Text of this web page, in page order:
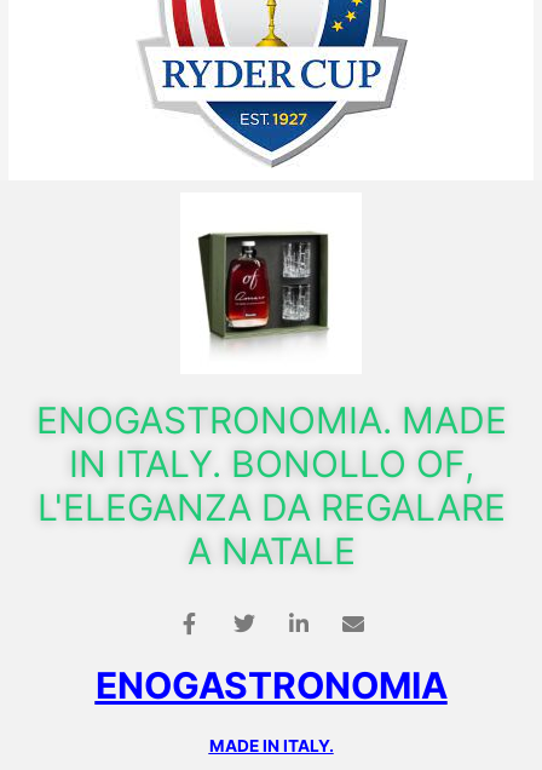
ENOGASTRONOMIA. MADE
IN ITALY. BONOLLO OF,
L'ELEGANZA DA REGALARE
A NATALE
ENOGASTRONOMIA
MADE IN ITALY.